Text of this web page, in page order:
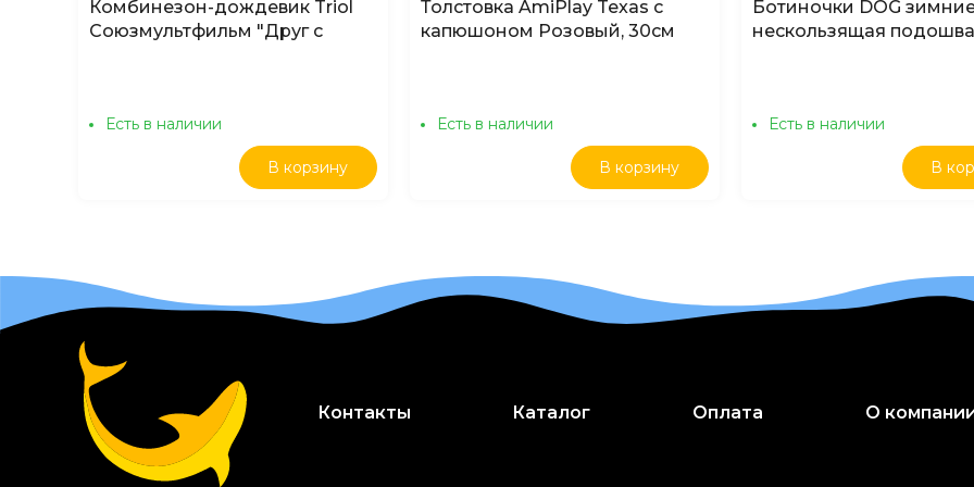
Комбинезон-дождевик Triol
Союзмультфильм "Друг с
Есть в наличии
В корзину
Толстовка AmiPlay Texas с
капюшоном Розовый, 30см
Есть в наличии
В корзину
Ботиночки DOG
нескользящая
Есть в наличии
В
Контакты Каталог Оплата О